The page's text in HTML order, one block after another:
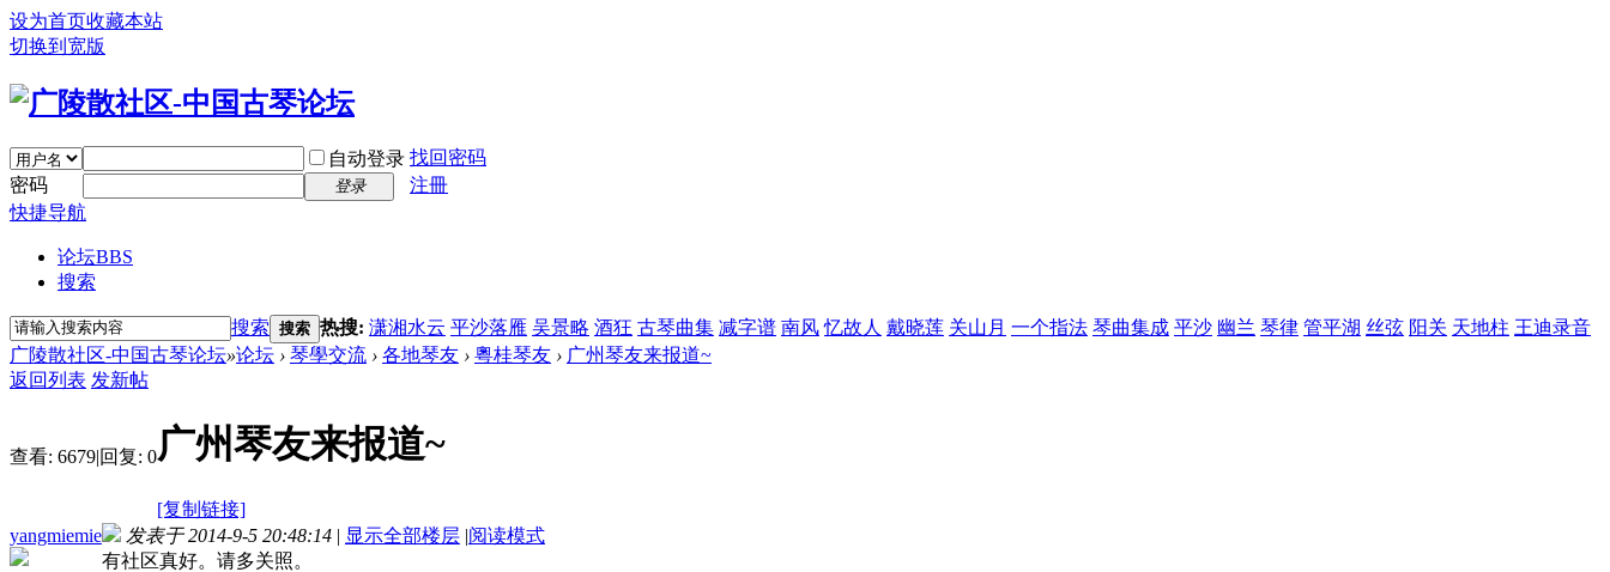
设为首页收藏本站
切换到宽版
自动登录 找回密码
密码
登录
注冊
快捷导航
论坛BBS
搜索
搜索 搜索 热搜: 潇湘水云 平沙落雁 吴景略 酒狂 古琴曲集 减字谱 南风 忆故人 戴晓莲 关山月 一个指法 琴曲集成 平沙 幽兰 琴律 管平湖 丝弦 阳关 天地柱 王迪录音
广陵散社区-中国古琴论坛»论坛 › 琴學交流 › 各地琴友 › 粵桂琴友 › 广州琴友来报道~
返回列表 发新帖
查看: 6679|回复: 0广州琴友来报道~
[复制链接]
yangmiemie
发表于 2014-9-5 20:48:14 | 显示全部楼层 |阅读模式
有社区真好。请多关照。